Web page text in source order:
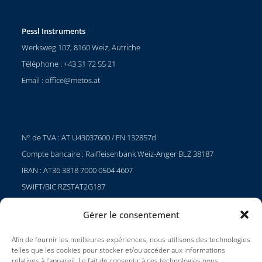
Gérer le consentement
Afin de fournir les meilleures expériences, nous utilisons des technologies
telles que les cookies pour stocker et/ou accéder aux informations
Pessl Instruments
Werksweg 107, 8160 Weiz, Autriche
Téléphone : +43 31 72 55 21
Email :office@metos.at
N° de TVA : AT U43037600 / FN 132857d
Compte bancaire : Raiffeisenbank Weiz-Anger BLZ 38187
IBAN : AT36 3818 7000 0504 4607
SWIFT/BIC RZSTAT2G187
Projets